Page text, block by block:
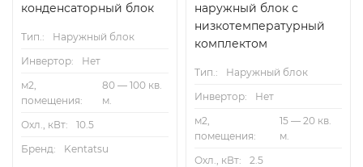
конденсаторный блок
Тип.:
Наружный блок
Инвертор:
Нет
м2,
помещения:
80 — 100 кв.
м.
Охл., кВт:
10.5
Бренд:
Kentatsu
наружный блок с
низкотемпературный
комплектом
Тип.:
Наружный блок
Инвертор:
Нет
м2,
помещения:
15 — 20 кв.
м.
Охл., кВт:
2.5